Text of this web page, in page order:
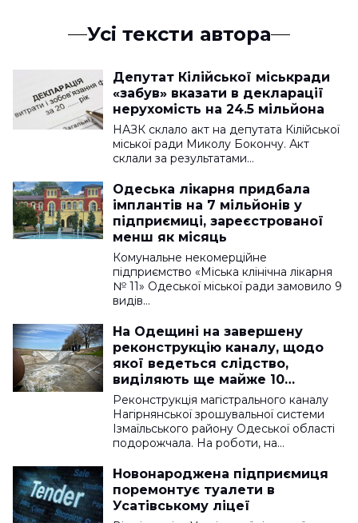
Усі тексти автора
Депутат Кілійської міськради
«забув» вказати в декларації
нерухомість на 24.5 мільйона
НАЗК склало акт на депутата Кілійської
міської ради Миколу Бокончу. Акт
склали за результатами…
Одеська лікарня придбала
імплантів на 7 мільйонів у
підприємиці, зареєстрованої
менш як місяць
Комунальне некомерційне
підприємство «Міська клінічна лікарня
№ 11» Одеської міської ради замовило 9
видів…
На Одещині на завершену
реконструкцію каналу, щодо
якої ведеться слідство,
виділяють ще майже 10
мільйонів
Реконструкція магістрального каналу
Нагірнянської зрошувальної системи
Ізмаїльського району Одеської області
подорожчала. На роботи, на…
Новонароджена підприємиця
поремонтує туалети в
Усатівському ліцеї